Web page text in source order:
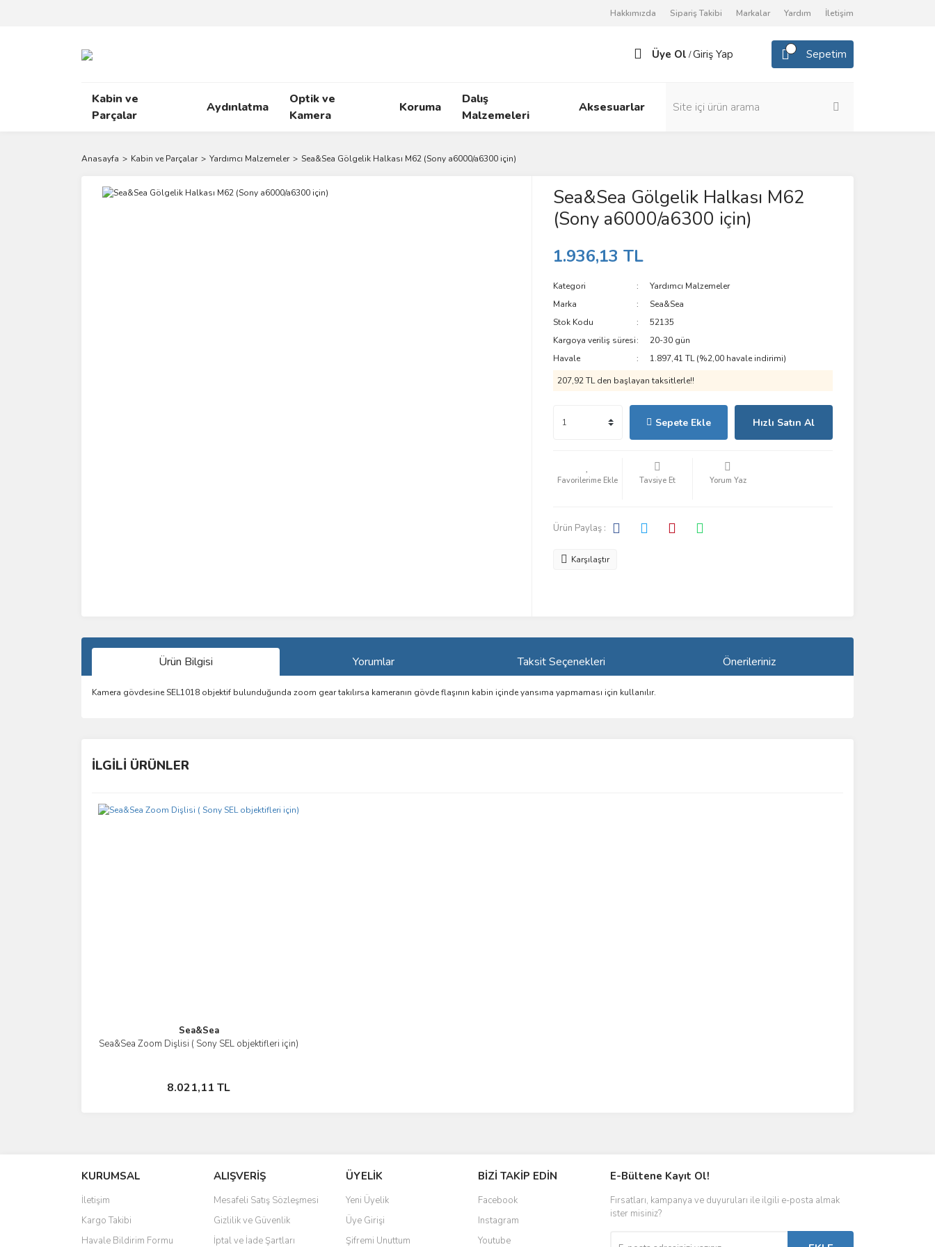
Hakkımızda Sipariş Takibi Markalar Yardım İletişim
Üye Ol /Giriş Yap Sepetim
Kabin ve
Parçalar
Aydınlatma
Optik ve
Kamera
Koruma
Dalış
Malzemeleri
Aksesuarlar
Anasayfa Kabin ve Parçalar Yardımcı Malzemeler Sea&Sea Gölgelik Halkası M62 (Sony a6000/a6300 için)
Sea&Sea Gölgelik Halkası M62
(Sony a6000/a6300 için)
1.936,13 TL
Kategori
Yardımcı Malzemeler
Marka
Sea&Sea
Stok Kodu
52135
Kargoya veriliş süresi
20-30 gün
Havale
1.897,41 TL (%2,00 havale indirimi)
207,92 TL den başlayan taksitlerle!!
Sepete Ekle Hızlı Satın Al
Tavsiye Et Yorum Yaz
Ürün Paylaş :
Karşılaştır
Ürün Bilgisi Yorumlar Taksit Seçenekleri Önerileriniz
Kamera gövdesine SEL1018 objektif bulunduğunda zoom gear takılırsa kameranın gövde flaşının kabin içinde yansıma yapmaması için kullanılır.
İLGİLİ ÜRÜNLER
Sea&Sea
Sea&Sea Zoom Dişlisi ( Sony SEL objektifleri için)
8.021,11 TL
İncele
Sepete Ekle
KURUMSAL
İletişim
Kargo Takibi
Havale Bildirim Formu
ALIŞVERİŞ
Mesafeli Satış Sözleşmesi
Gizlilik ve Güvenlik
İptal ve İade Şartları
ÜYELİK
Yeni Üyelik
Üye Girişi
Şifremi Unuttum
BİZİ TAKİP EDİN
Facebook
Instagram
Youtube
E-Bültene Kayıt Ol!
Fırsatları, kampanya ve duyuruları ile ilgili e-posta almak
ister misiniz?